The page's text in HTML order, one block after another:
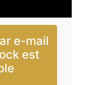
e-mail
est